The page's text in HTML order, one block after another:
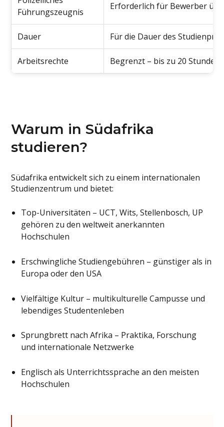
Führungszeugnis
Erforderlich für Bewerber
Dauer Für die Dauer des
Arbeitsrechte Begrenzt – bis zu 20
Warum in Südafrika
studieren?
Südafrika entwickelt sich zu einem internationalen
Studienzentrum und bietet:
Top-Universitäten – UCT, Wits, Stellenbosch, UP
gehören zu den weltweit anerkannten
Hochschulen
Erschwingliche Studiengebühren – günstiger als in
Europa oder den USA
Vielfältige Kultur – multikulturelle Campusse und
lebendiges Studentenleben
Sprungbrett nach Afrika – Praktika, Forschung
und internationale Netzwerke
Englisch als Unterrichtssprache an den meisten
Hochschulen